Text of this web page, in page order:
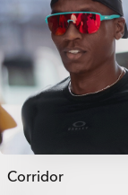
Corridor